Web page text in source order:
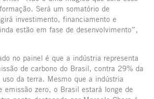
Será um somatório de
investimento, financiamento e
estão em fase de desenvolvimento”,
no painel é que a indústria representa
de carbono do Brasil, contra 29% da
da terra. Mesmo que a indústria
emissão zero, o Brasil estará longe de